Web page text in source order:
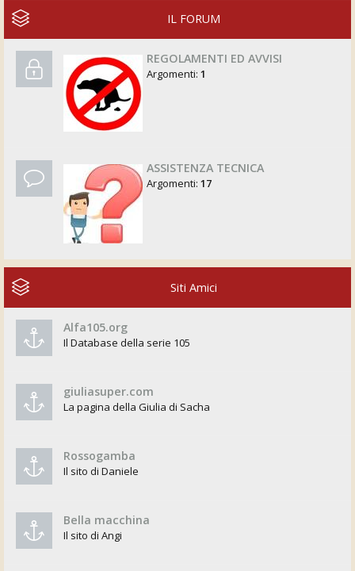
IL FORUM
REGOLAMENTI ED AVVISI
Argomenti: 1
ASSISTENZA TECNICA
Argomenti: 17
Siti Amici
Alfa105.org
Il Database della serie 105
giuliasuper.com
La pagina della Giulia di Sacha
Rossogamba
Il sito di Daniele
Bella macchina
Il sito di Angi